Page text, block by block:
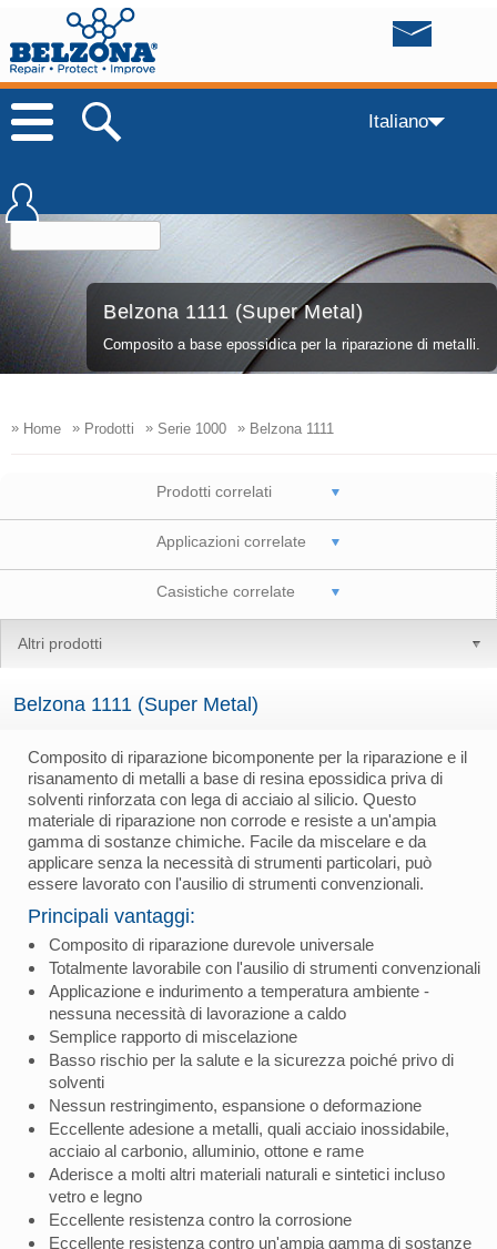
Italiano
Belzona 1111 (Super Metal)
Composito a base epossidica per la riparazione di metalli.
» Home » Prodotti » Serie 1000 » Belzona 1111
Prodotti correlati
Applicazioni correlate
Casistiche correlate
Altri prodotti
Belzona 1111 (Super Metal)
Composito di riparazione bicomponente per la riparazione e il
risanamento di metalli a base di resina epossidica priva di
solventi rinforzata con lega di acciaio al silicio. Questo
materiale di riparazione non corrode e resiste a un'ampia
gamma di sostanze chimiche. Facile da miscelare e da
applicare senza la necessità di strumenti particolari, può
essere lavorato con l'ausilio di strumenti convenzionali.
Principali vantaggi:
Composito di riparazione durevole universale
Totalmente lavorabile con l'ausilio di strumenti convenzionali
Applicazione e indurimento a temperatura ambiente -
nessuna necessità di lavorazione a caldo
Semplice rapporto di miscelazione
Basso rischio per la salute e la sicurezza poiché privo di
solventi
Nessun restringimento, espansione o deformazione
Eccellente adesione a metalli, quali acciaio inossidabile,
acciaio al carbonio, alluminio, ottone e rame
Aderisce a molti altri materiali naturali e sintetici incluso
vetro e legno
Eccellente resistenza contro la corrosione
Eccellente resistenza contro un'ampia gamma di sostanze